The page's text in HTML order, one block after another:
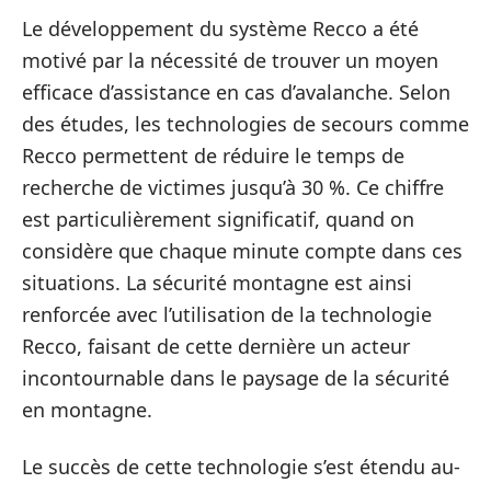
Le développement du système Recco a été
motivé par la nécessité de trouver un moyen
efficace d’assistance en cas d’avalanche. Selon
des études, les technologies de secours comme
Recco permettent de réduire le temps de
recherche de victimes jusqu’à 30 %. Ce chiffre
est particulièrement significatif, quand on
considère que chaque minute compte dans ces
situations. La sécurité montagne est ainsi
renforcée avec l’utilisation de la technologie
Recco, faisant de cette dernière un acteur
incontournable dans le paysage de la sécurité
en montagne.
Le succès de cette technologie s’est étendu au-